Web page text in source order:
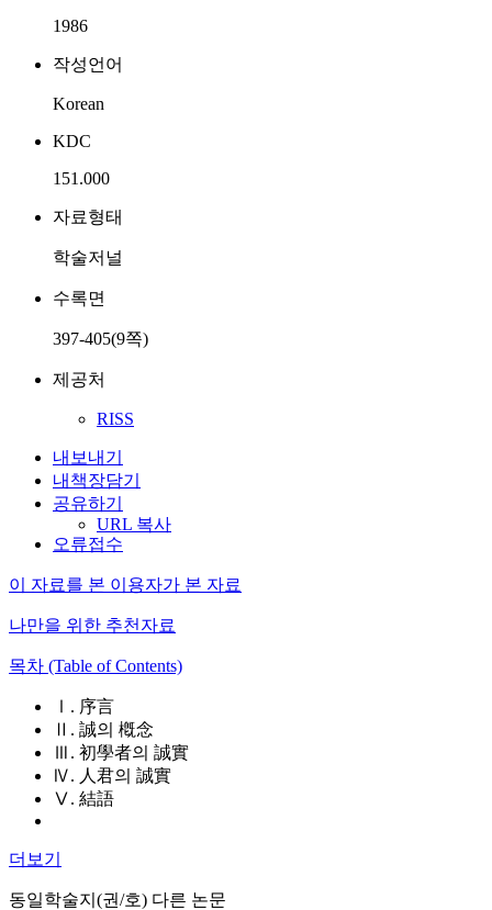
1986
작성언어
Korean
KDC
151.000
자료형태
학술저널
수록면
397-405(9쪽)
제공처
RISS
내보내기
내책장담기
공유하기
URL 복사
오류접수
이 자료를 본 이용자가 본 자료
나만을 위한 추천자료
목차 (Table of Contents)
Ⅰ. 序言
Ⅱ. 誠의 槪念
Ⅲ. 初學者의 誠實
Ⅳ. 人君의 誠實
Ⅴ. 結語
더보기
동일학술지(권/호) 다른 논문